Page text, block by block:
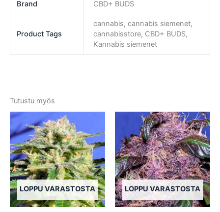
Brand CBD+ BUDS
Product Tags
cannabis, cannabis siemenet,
cannabisstore, CBD+ BUDS,
Kannabis siemenet
Tutustu myös
LOPPU VARASTOSTA
on
useampi
muunnelma.
Voit
tehdä
valinnat
LOPPU VARASTOSTA
Tällä
on
Voit
tehdä